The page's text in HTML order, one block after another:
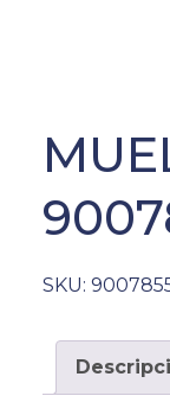
SKU: